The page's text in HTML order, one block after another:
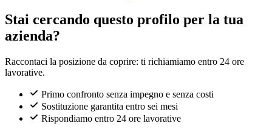
Stai cercando questo profilo per la tua
azienda?
Raccontaci la posizione da coprire: ti richiamiamo entro 24 ore
lavorative.
Primo confronto senza impegno e senza costi
Sostituzione garantita entro sei mesi
Rispondiamo entro 24 ore lavorative